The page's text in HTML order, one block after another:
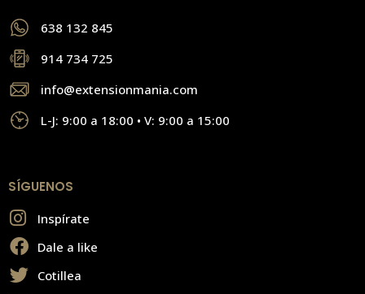
638 132 845
914 734 725
info@extensionmania.com
L-J: 9:00 a 18:00 • V: 9:00 a 15:00
SÍGUENOS
Inspírate
Dale a like
Cotillea